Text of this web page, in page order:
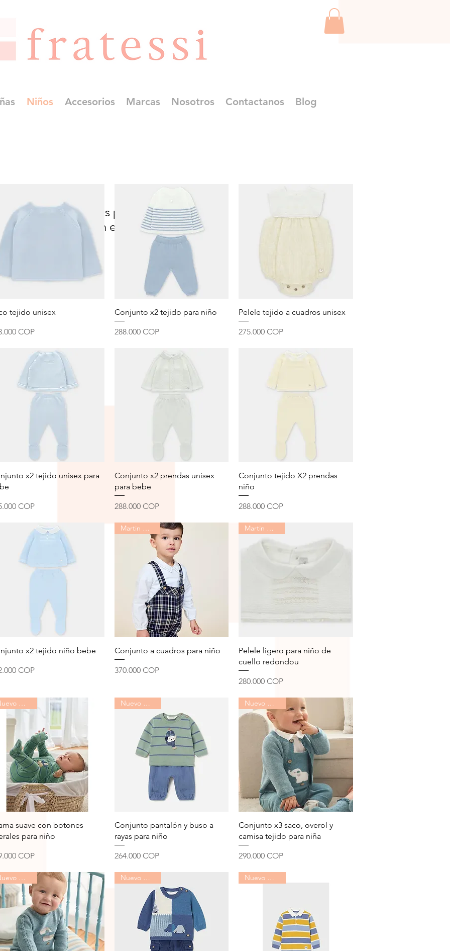
Niños Accesorios Marcas Nosotros Contactanos Blog
No tenemos productos
para mostrar en este momento.
Vista rápida
tejido unisex
COP
Vista rápida
Conjunto x2 tejido para niño
Precio
288.000 COP
Vista rápida
Pelele tejido a cuadros unisex
Precio
275.000 COP
Vista rápida
x2 tejido unisex para
COP
Vista rápida
Conjunto x2 prendas unisex
para bebe
Precio
288.000 COP
Vista rápida
Conjunto tejido X2 prendas
niño
Precio
288.000 COP
Vista rápida
x2 tejido niño bebe
COP
Vista rápida
Martin Aranda
Conjunto a cuadros para niño
Precio
370.000 COP
Vista rápida
Martin Aranda
Pelele ligero para niño de
cuello redondou
Precio
280.000 COP
Vista rápida
Nuevo Mayoral
suave con botones
para niño
COP
Vista rápida
Nuevo Mayoral
Conjunto pantalón y buso a
rayas para niño
Precio
264.000 COP
Vista rápida
Nuevo Mayoral
Conjunto x3 saco, overol y
camisa tejido para niña
Precio
290.000 COP
Nuevo Mayoral Nuevo Mayoral Nuevo Mayoral